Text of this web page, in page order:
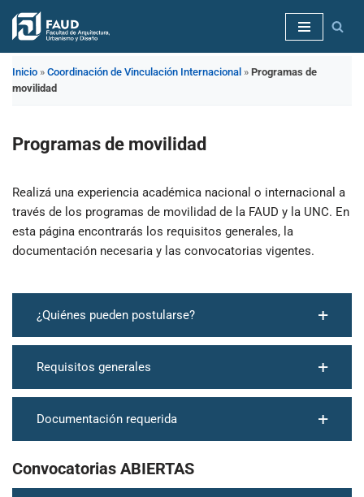
Saltar
contenido
Inicio » Coordinación de Vinculación Internacional » Programas de
movilidad
Programas de movilidad
Realizá una experiencia académica nacional o internacional a
través de los programas de movilidad de la FAUD y la UNC. En
esta página encontrarás los requisitos generales, la
documentación necesaria y las convocatorias vigentes.
¿Quiénes pueden postularse?
Requisitos generales
Documentación requerida
Convocatorias ABIERTAS